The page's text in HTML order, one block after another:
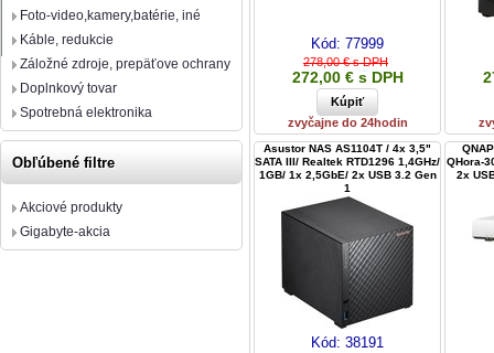
Foto-video,kamery,batérie, iné
Káble, redukcie
Záložné zdroje, prepäťove ochrany
Doplnkový tovar
Spotrebná elektronika
Obľúbené filtre
Akciové produkty
Gigabyte-akcia
Kód: 77999
278,00 € s DPH
272,00 € s DPH
zvyčajne do 24hodin
Asustor NAS AS1104T / 4x 3,5"
SATA III/ Realtek RTD1296 1,4GHz/
1GB/ 1x 2,5GbE/ 2x USB 3.2 Gen
1
Kód: 38191
QHora-
2x